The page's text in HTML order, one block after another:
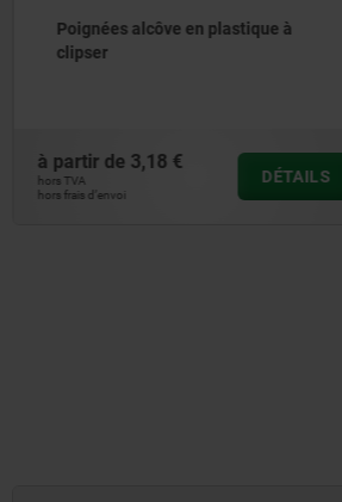
Poignées alcôve en aluminium,
escamotables avec empreintes pour
à partir de 44,22 €
hors TVA
hors frais d’envoi
DÉTAILS